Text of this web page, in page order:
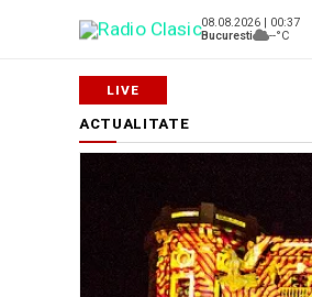
08.08.2026 | 00:37
Bucuresti
--°C
ACTUALITATE